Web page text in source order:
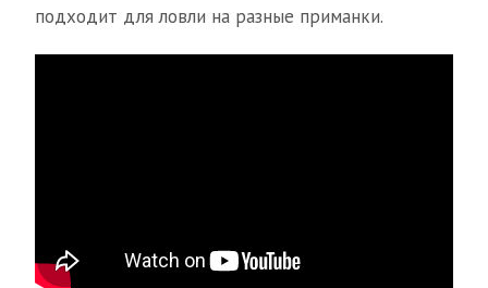
подходит для ловли на разные приманки.